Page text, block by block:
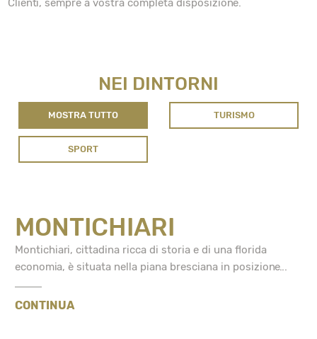
Clienti, sempre a vostra completa disposizione.
NEI DINTORNI
MOSTRA TUTTO TURISMO
SPORT
MONTICHIARI
Montichiari, cittadina ricca di storia e di una florida
economia, è situata nella piana bresciana in posizione...
CONTINUA